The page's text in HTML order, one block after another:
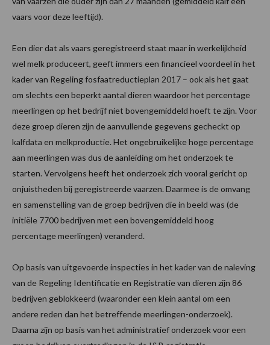
vaars voor deze leeftijd).
Een dier dat als vaars geregistreerd staat maar in werkelijkheid
wel melk produceert, geeft immers een financieel voordeel in het
kader van Regeling fosfaatreductieplan 2017 – ook als het gaat
om slechts een beperkt aantal dieren waardoor het percentage
meerlingen op het bedrijf niet bovengemiddeld hoeft te zijn. Voor
deze groep dieren zijn de aanvullende gegevens gecheckt op
kalfdata en melkproductie. Het ongebruikelijke hoge percentage
aan meerlingen was dus de aanleiding om het onderzoek te
starten. Vervolgens heeft het onderzoek zich vooral gericht op
onjuistheden bij geregistreerde vaarzen. Daarmee is de omvang
en samenstelling van de groep bedrijven die in beeld was (de
initiële 7700 bedrijven met een bovengemiddeld hoog
percentage meerlingen) veranderd.
Op basis van uitgevoerde inspecties in het kader van de naleving
van de Regeling Identificatie en Registratie van dieren zijn 86
bedrijven geblokkeerd (waaronder een klein aantal om een
andere reden dan het betreffende meerlingen-onderzoek).
Daarna zijn op basis van het administratief onderzoek voor een